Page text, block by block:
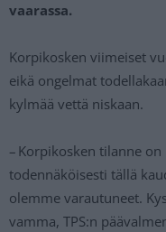
vaarassa.
Korpikosken viimeiset
eikä ongelmat
kylmää vettä niskaan.
– Korpikosken tilanne
todennäköisesti tällä
olemme varautuneet.
vamma, TPS:n